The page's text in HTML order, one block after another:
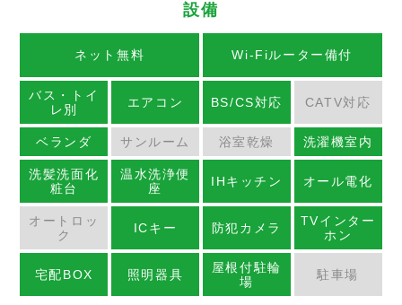
設備
ネット無料 Wi-Fiルーター備付
バス・トイ
レ別
エアコン BS/CS対応 CATV対応
ベランダ サンルーム 浴室乾燥 洗濯機室内
洗髪洗面化
粧台
温水洗浄便
座
IHキッチン オール電化
オートロッ
ク
ICキー 防犯カメラ
TVインター
ホン
宅配BOX 照明器具
屋根付駐輪
場
駐車場